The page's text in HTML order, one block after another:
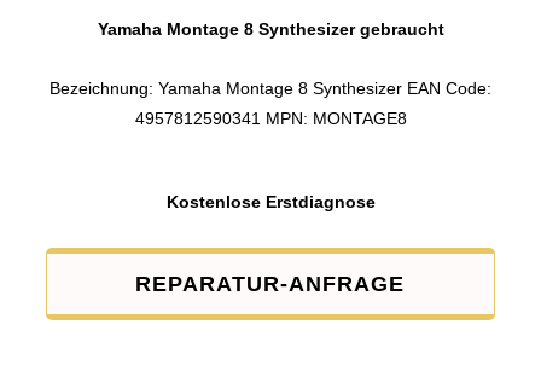
Yamaha Montage 8 Synthesizer gebraucht
Bezeichnung: Yamaha Montage 8 Synthesizer EAN Code:
4957812590341 MPN: MONTAGE8
Kostenlose Erstdiagnose
REPARATUR-ANFRAGE